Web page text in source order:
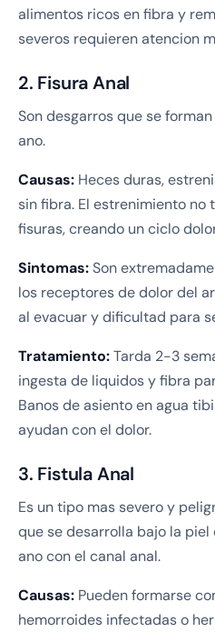
alimentos ricos en fibra y
severos requieren atencion
2. Fisura Anal
Son desgarros que se
ano.
Causas: Heces duras,
sin fibra. El estrenimiento no
fisuras, creando un ciclo
Sintomas:Son
los receptores de dolor del
al evacuar y dificultad para
Tratamiento:Tarda 2-3
ingesta de liquidos y fibra
Banos de asiento en agua
ayudan con el dolor.
3. Fistula Anal
Es un tipo mas severo y
que se desarrolla bajo la
ano con el canal anal.
Causas: Pueden formarse
hemorroides infectadas o